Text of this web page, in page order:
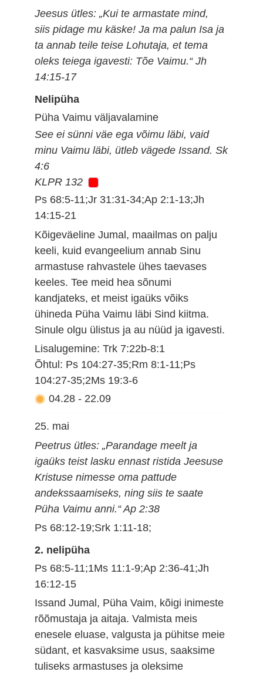
Jeesus ütles: „Kui te armastate mind,
siis pidage mu käske! Ja ma palun Isa ja
ta annab teile teise Lohutaja, et tema
oleks teiega igavesti: Tõe Vaimu.“ Jh
14:15-17
Nelipüha
Püha Vaimu väljavalamine
See ei sünni väe ega võimu läbi, vaid
minu Vaimu läbi, ütleb vägede Issand. Sk
4:6
KLPR 132
Ps 68:5-11;Jr 31:31-34;Ap 2:1-13;Jh
14:15-21
Kõigeväeline Jumal, maailmas on palju
keeli, kuid evangeelium annab Sinu
armastuse rahvastele ühes taevases
keeles. Tee meid hea sõnumi
kandjateks, et meist igaüks võiks
ühineda Püha Vaimu läbi Sind kiitma.
Sinule olgu ülistus ja au nüüd ja igavesti.
Lisalugemine: Trk 7:22b-8:1
Õhtul: Ps 104:27-35;Rm 8:1-11;Ps
104:27-35;2Ms 19:3-6
04.28 - 22.09
25. mai
Peetrus ütles: „Parandage meelt ja
igaüks teist lasku ennast ristida Jeesuse
Kristuse nimesse oma pattude
andekssaamiseks, ning siis te saate
Püha Vaimu anni.“ Ap 2:38
Ps 68:12-19;Srk 1:11-18;
2. nelipüha
Ps 68:5-11;1Ms 11:1-9;Ap 2:36-41;Jh
16:12-15
Issand Jumal, Püha Vaim, kõigi inimeste
rõõmustaja ja aitaja. Valmista meis
enesele eluase, valgusta ja pühitse meie
südant, et kasvaksime usus, saaksime
tuliseks armastuses ja oleksime